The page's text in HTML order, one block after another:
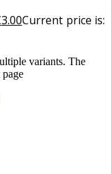
3.00Current price is:
variants. The